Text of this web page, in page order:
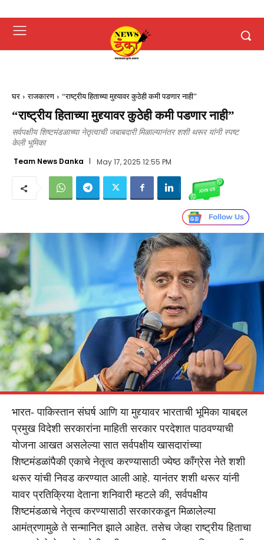
घर राजकारण “राष्ट्रीय हिताच्या मुद्द्यावर कुठेही कमी पडणार नाही”
“राष्ट्रीय हिताच्या मुद्द्यावर कुठेही कमी पडणार नाही”
सर्वपक्षीय शिष्टमंडळाच्या नेतृत्वाची जबाबदारी मिळाल्यानंतर शशी थरूर यांनी स्पष्ट
केली भूमिका
Team News Danka May 17, 2025 12:55 PM
भारत- पाकिस्तान संघर्ष आणि या मुद्द्यावर भारताची भूमिका याबद्दल
प्रमुख विदेशी सरकारांना माहिती सरकार परदेशात पाठवण्याची
योजना आखत असलेल्या सात सर्वपक्षीय खासदारांच्या
शिष्टमंडळांपैकी एकाचे नेतृत्व करण्यासाठी ज्येष्ठ काँग्रेस नेते शशी
थरूर यांची निवड करण्यात आली आहे. यानंतर शशी थरूर यांनी
यावर प्रतिक्रिया देताना शनिवारी म्हटले की, सर्वपक्षीय
शिष्टमंडळाचे नेतृत्व करण्यासाठी सरकारकडून मिळालेल्या
आमंत्रणामुळे ते सन्मानित झाले आहेत. तसेच जेव्हा राष्ट्रीय हिताचा